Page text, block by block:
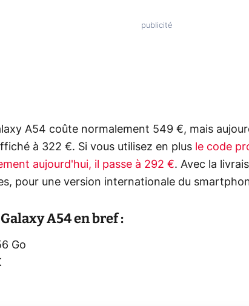
A54 coûte normalement 549 €, mais
à 322 €. Si vous utilisez en plus le code
aujourd'hui, il passe à 292 €. Avec la
pour une version internationale du
A54 en bref :
Go